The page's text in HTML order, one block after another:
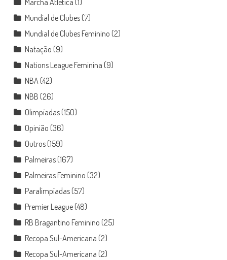
Marcha Atlética (1)
Mundial de Clubes(7)
Mundial de Clubes Feminino (2)
Natação (9)
Nations League Feminina (9)
NBA(42)
NBB (26)
Olimpíadas(150)
Opinião (36)
Outros(159)
Palmeiras(167)
Palmeiras Feminino (32)
Paralimpíadas(57)
Premier League(48)
RB Bragantino Feminino (25)
Recopa Sul-Americana (2)
Recopa Sul-Americana (2)